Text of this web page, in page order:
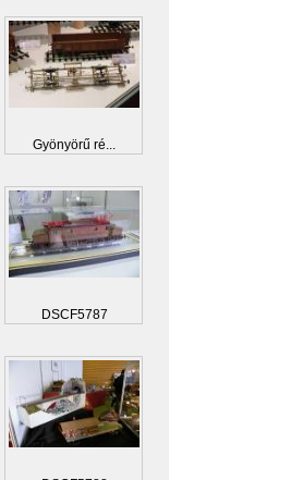
Gyönyörű ré...
DSCF5787